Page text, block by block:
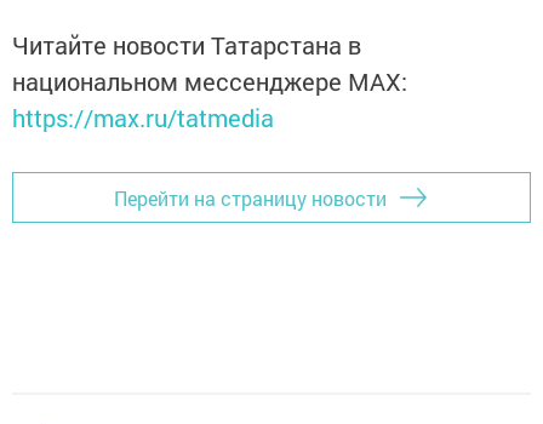
Читайте новости Татарстана в
национальном мессенджере MАХ:
https://max.ru/tatmedia
Перейти на страницу новости